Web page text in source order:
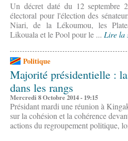
Un décret daté du 12 septembre
électoral pour l'élection des
Niari, de la Lékoumou, les
Likouala et le Pool pour le ... Lire la
Politique
Majorité présidentielle :
dans les rangs
Mercredi 8 Octobre 2014 - 19:15
Présidant mardi une réunion à
sur la cohésion et la cohérence
actions du regroupement politique,